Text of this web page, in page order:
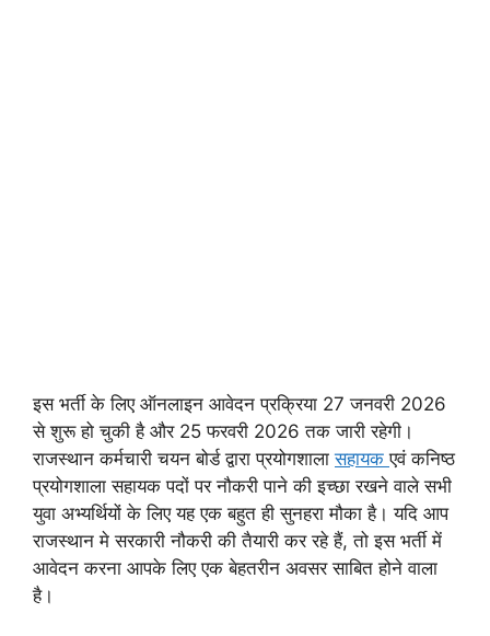
इस भर्ती के लिए ऑनलाइन आवेदन प्रक्रिया 27 जनवरी 2026
से शुरू हो चुकी है और 25 फरवरी 2026 तक जारी रहेगी।
राजस्थान कर्मचारी चयन बोर्ड द्वारा प्रयोगशालासहायकएवं कनिष्ठ
प्रयोगशाला सहायक पदों पर नौकरी पाने की इच्छा रखने वाले सभी
युवा अभ्यर्थियों के लिए यह एक बहुत ही सुनहरा मौका है। यदि आप
राजस्थान मे सरकारी नौकरी की तैयारी कर रहे हैं, तो इस भर्ती में
आवेदन करना आपके लिए एक बेहतरीन अवसर साबित होने वाला
है।